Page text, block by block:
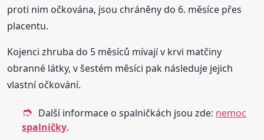
proti nim očkována, jsou chráněny do 6. měsíce přes
placentu.
Kojenci zhruba do 5 měsíců mívají v krvi matčiny
obranné látky, v šestém měsíci pak následuje jejich
vlastní očkování.
Další informace o spalničkách jsou zde: nemoc
spalničky.